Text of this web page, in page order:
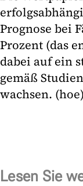
Prognose bei
Prozent (das
dabei auf ein
gemäß
wachsen. (hoe)
Lesen Sie